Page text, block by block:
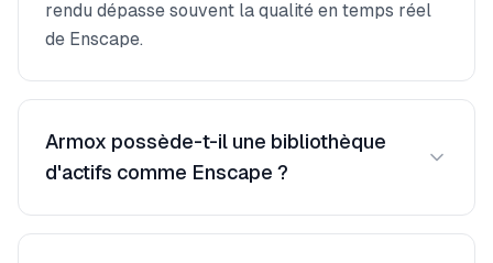
rendu dépasse souvent la qualité en temps réel
de Enscape.
Armox possède-t-il une bibliothèque
d'actifs comme Enscape ?
L’IA génère automatiquement du mobilier